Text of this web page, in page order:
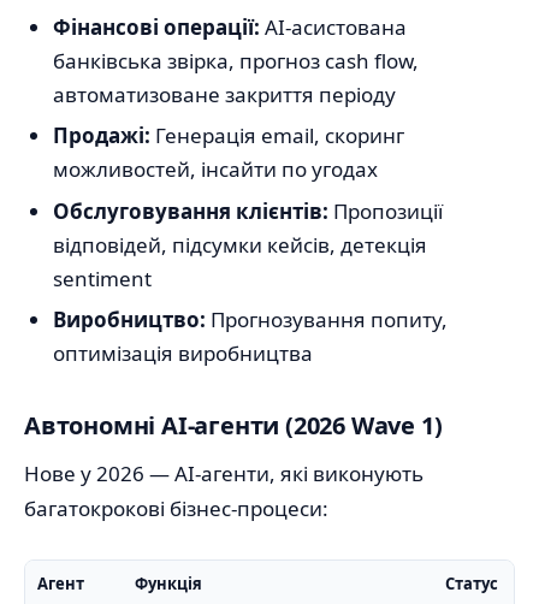
Фінансові операції: AI-асистована
банківська звірка, прогноз cash flow,
автоматизоване закриття періоду
Продажі: Генерація email, скоринг
можливостей, інсайти по угодах
Обслуговування клієнтів: Пропозиції
відповідей, підсумки кейсів, детекція
sentiment
Виробництво: Прогнозування попиту,
оптимізація виробництва
Автономні AI-агенти (2026 Wave 1)
Нове у 2026 — AI-агенти, які виконують
багатокрокові бізнес-процеси:
Агент Функція Статус